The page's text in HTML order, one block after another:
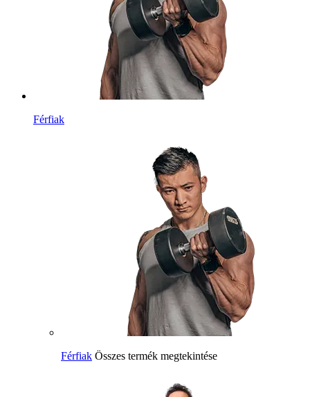
Férfiak
Férfiak Összes termék megtekintése